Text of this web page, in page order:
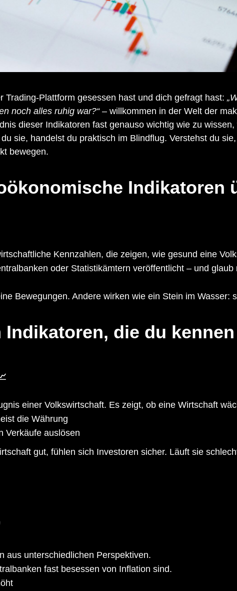
Trading-Plattform gesessen hast und dich gefragt hast:
noch alles ruhig war?“– willkommen in der Welt der
dieser Indikatoren fast genauso wichtig wie zu wissen,
sie, handelst du praktisch im Blindflug. Verstehst du
bewegen.
Indikatoren
Kennzahlen, die zeigen, wie gesund eine
oder Statistikämtern veröffentlicht – und
Bewegungen. Andere wirken wie ein Stein im Wasser:
die du
einer Volkswirtschaft. Es zeigt, ob eine Wirtschaft
die Währung
Verkäufe auslösen
gut, fühlen sich Investoren sicher. Läuft sie
aus unterschiedlichen Perspektiven.
fast besessen von Inflation sind.